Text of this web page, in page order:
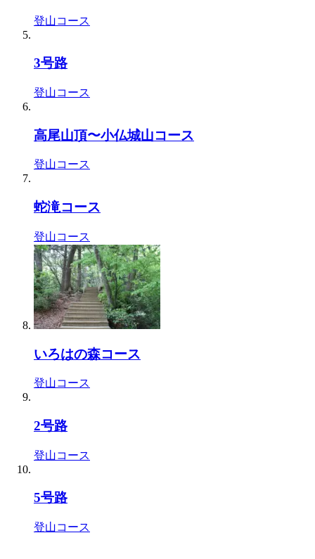
登山コース
3号路
登山コース
高尾山頂〜小仏城山コース
登山コース
蛇滝コース
登山コース
いろはの森コース
登山コース
2号路
登山コース
5号路
登山コース